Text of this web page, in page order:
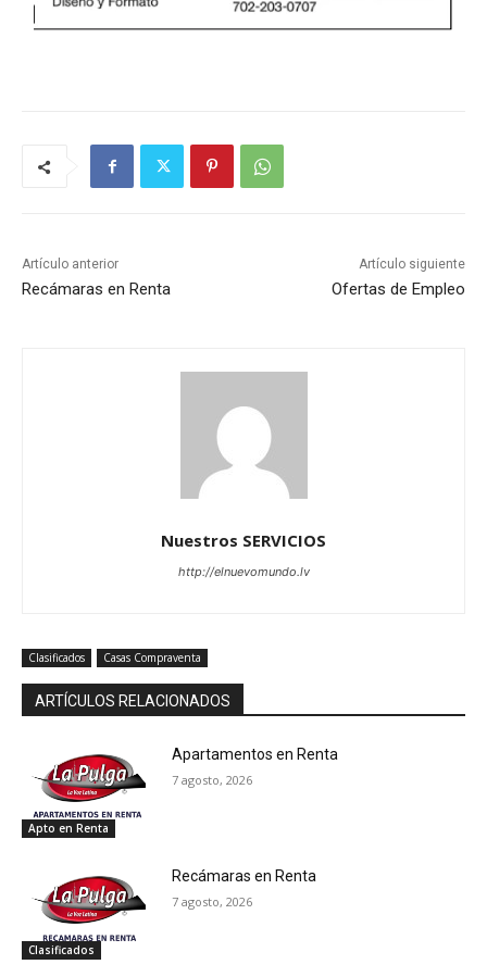
Artículo anterior
Recámaras en Renta
Artículo siguiente
Ofertas de Empleo
Nuestros SERVICIOS
http://elnuevomundo.lv
Clasificados Casas Compraventa
ARTÍCULOS RELACIONADOS
Apto en Renta
Apartamentos en Renta
7 agosto, 2026
Clasificados
Recámaras en Renta
7 agosto, 2026